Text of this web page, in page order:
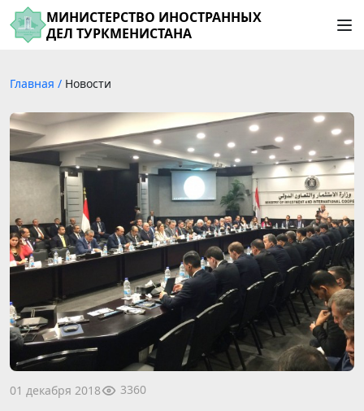
МИНИСТЕРСТВО ИНОСТРАННЫХ
ДЕЛ ТУРКМЕНИСТАНА
Главная / Новости
01 декабря 2018 3360